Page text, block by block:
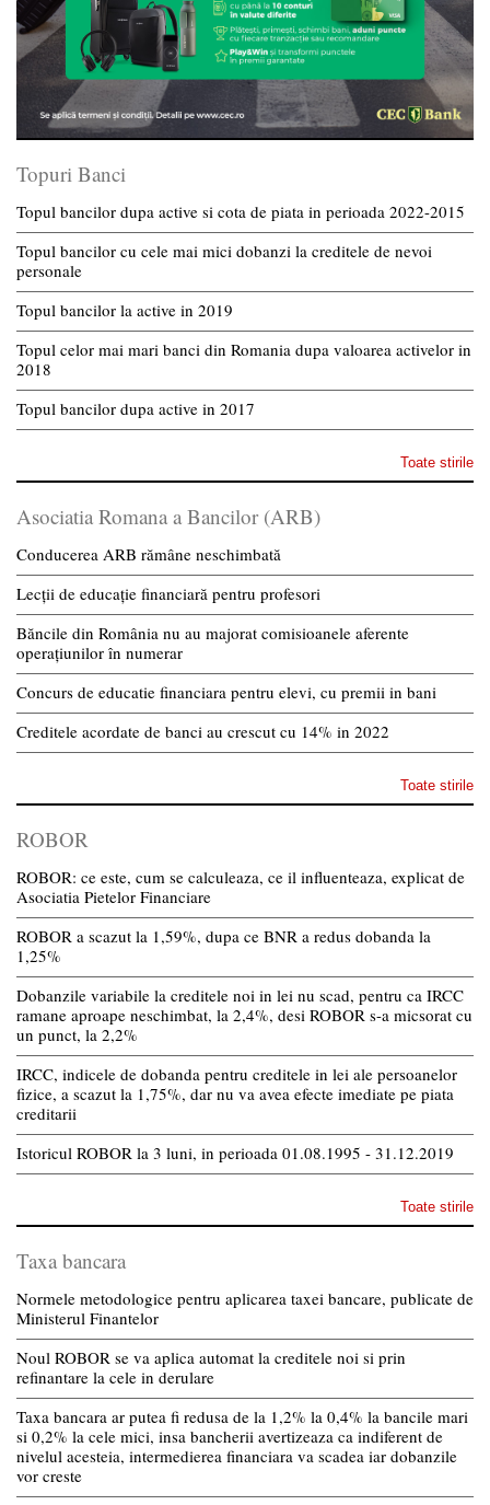
Topuri Banci
Topul bancilor dupa active si cota de piata in perioada 2022-2015
Topul bancilor cu cele mai mici dobanzi la creditele de nevoi
personale
Topul bancilor la active in 2019
Topul celor mai mari banci din Romania dupa valoarea activelor in
2018
Topul bancilor dupa active in 2017
Toate stirile
Asociatia Romana a Bancilor (ARB)
Conducerea ARB rămâne neschimbată
Lecții de educație financiară pentru profesori
Băncile din România nu au majorat comisioanele aferente
operațiunilor în numerar
Concurs de educatie financiara pentru elevi, cu premii in bani
Creditele acordate de banci au crescut cu 14% in 2022
Toate stirile
ROBOR
ROBOR: ce este, cum se calculeaza, ce il influenteaza, explicat de
Asociatia Pietelor Financiare
ROBOR a scazut la 1,59%, dupa ce BNR a redus dobanda la
1,25%
Dobanzile variabile la creditele noi in lei nu scad, pentru ca IRCC
ramane aproape neschimbat, la 2,4%, desi ROBOR s-a micsorat cu
un punct, la 2,2%
IRCC, indicele de dobanda pentru creditele in lei ale persoanelor
fizice, a scazut la 1,75%, dar nu va avea efecte imediate pe piata
creditarii
Istoricul ROBOR la 3 luni, in perioada 01.08.1995 - 31.12.2019
Toate stirile
Taxa bancara
Normele metodologice pentru aplicarea taxei bancare, publicate de
Ministerul Finantelor
Noul ROBOR se va aplica automat la creditele noi si prin
refinantare la cele in derulare
Taxa bancara ar putea fi redusa de la 1,2% la 0,4% la bancile mari
si 0,2% la cele mici, insa bancherii avertizeaza ca indiferent de
nivelul acesteia, intermedierea financiara va scadea iar dobanzile
vor creste